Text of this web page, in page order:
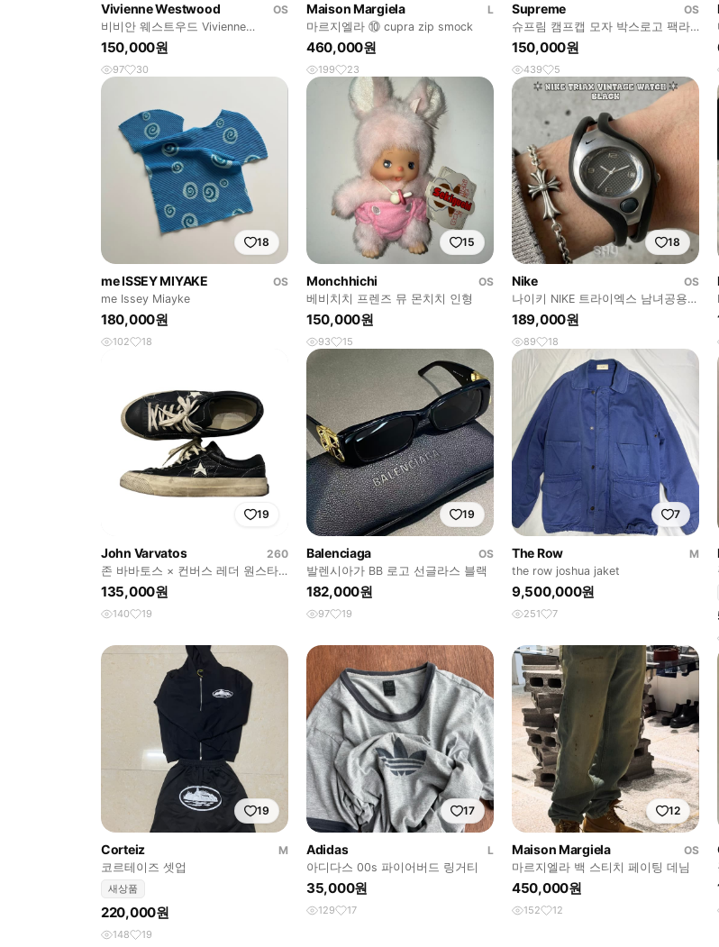
Vivienne Westwood
OS
비비안 웨스트우드 Vivienne
Westwood 선글라스
150,000원
97 30
Maison Margiela
L
마르지엘라 ⑩ cupra zip smock
460,000원
199 23
Supreme
OS
슈프림 캠프캡 모자 박스로고 팩라
이트 고어텍스 오렌지
150,000원
439 5
18
me ISSEY MIYAKE
OS
me Issey Miayke
180,000원
102 18
15
Monchhichi
OS
베비치치 프렌즈 뮤 몬치치 인형
150,000원
93 15
18
Nike
OS
나이키 NIKE 트라이엑스 남녀공용
빈티지 손목시계 블랙
189,000원
89 18
19
John Varvatos
260
존 바바토스 × 컨버스 레더 원스타
스니커즈
135,000원
140 19
19
Balenciaga
OS
발렌시아가 BB 로고 선글라스 블랙
182,000원
97 19
7
The Row
M
the row joshua jaket
9,500,000원
251 7
19
Corteiz
M
코르테이즈 셋업
새상품
220,000원
148 19
17
Adidas
L
아디다스 00s 파이어버드 링거티
35,000원
129 17
12
Maison Margiela
OS
마르지엘라 백 스티치 페이팅 데님
450,000원
152 12